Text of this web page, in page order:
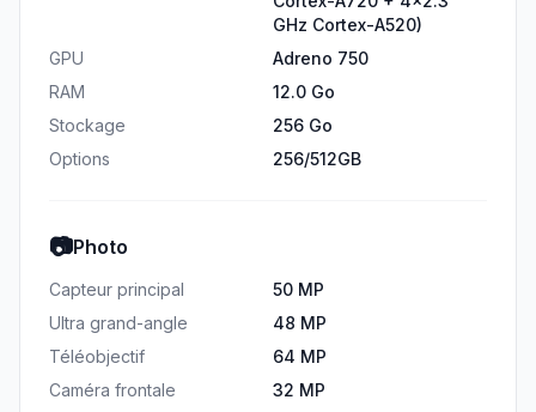
GHz Cortex-A520)
GPU
Adreno 750
RAM
12.0 Go
Stockage
256 Go
Options
256/512GB
📷Photo
Capteur principal
50 MP
Ultra grand-angle
48 MP
Téléobjectif
64 MP
Caméra frontale
32 MP